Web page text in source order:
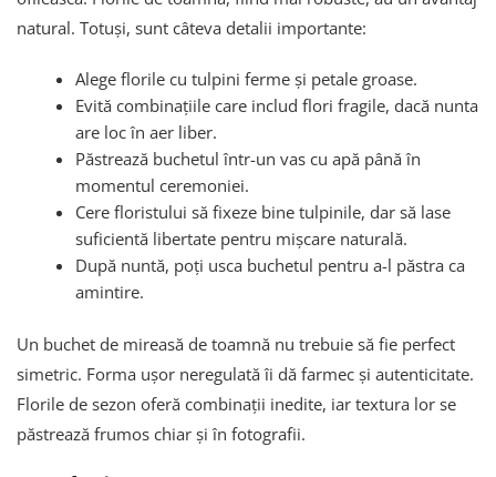
natural. Totuși, sunt câteva detalii importante:
Alege florile cu tulpini ferme și petale groase.
Evită combinațiile care includ flori fragile, dacă nunta
are loc în aer liber.
Păstrează buchetul într-un vas cu apă până în
momentul ceremoniei.
Cere floristului să fixeze bine tulpinile, dar să lase
suficientă libertate pentru mișcare naturală.
După nuntă, poți usca buchetul pentru a-l păstra ca
amintire.
Un buchet de mireasă de toamnă nu trebuie să fie perfect
simetric. Forma ușor neregulată îi dă farmec și autenticitate.
Florile de sezon oferă combinații inedite, iar textura lor se
păstrează frumos chiar și în fotografii.